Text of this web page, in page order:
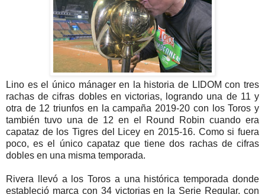
Lino es el único mánager en la historia de LIDOM con tres
rachas de cifras dobles en victorias, logrando una de 11 y
otra de 12 triunfos en la campaña 2019-20 con los Toros y
también tuvo una de 12 en el Round Robin cuando era
capataz de los Tigres del Licey en 2015-16. Como si fuera
poco, es el único capataz que tiene dos rachas de cifras
dobles en una misma temporada.
Rivera llevó a los Toros a una histórica temporada donde
estableció marca con 34 victorias en la Serie Regular, con